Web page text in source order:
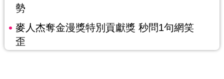
勢
麥人杰奪金漫獎特別貢獻獎 秒問1句網笑
歪